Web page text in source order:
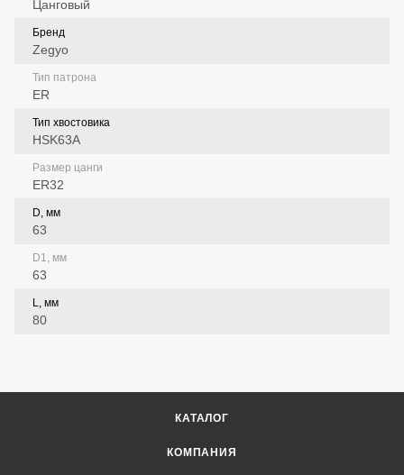
Цанговый
Бренд
Zegyo
Тип патрона
ER
Тип хвостовика
HSK63A
Размер цанги
ER32
D, мм
63
D1, мм
63
L, мм
80
КАТАЛОГ
КОМПАНИЯ